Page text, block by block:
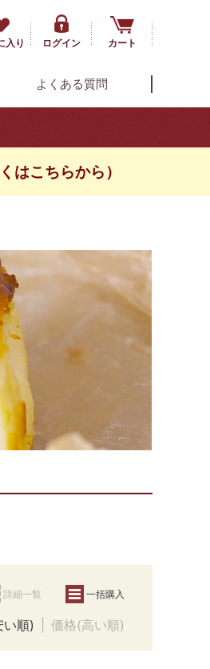
入り ログイン カート
よくある質問
はこちらから）
詳細一覧 一括購入
い順) 価格(高い順)